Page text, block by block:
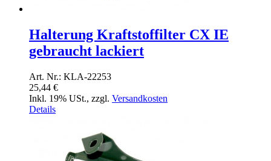
Halterung Kraftstoffilter CX IE
gebraucht lackiert
Art. Nr.: KLA-22253
25,44 €
Inkl. 19% USt., zzgl. Versandkosten
Details